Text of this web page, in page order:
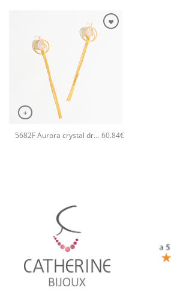
+
5682F Aurora crystal drop long χειροποίητα σκουλαρίκια Catherine bijoux Σομόν 60.84€